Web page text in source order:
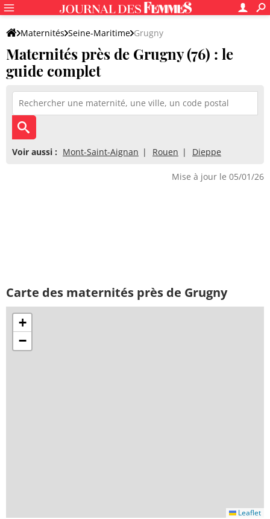
Maternités Seine-Maritime Grugny
Maternités près de Grugny (76) : le
guide complet
Voir aussi : Mont-Saint-Aignan Rouen Dieppe
Mise à jour le 05/01/26
Carte des maternités près de Grugny
+
−
Leaflet